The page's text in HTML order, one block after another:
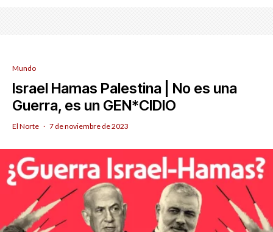
Mundo
Israel Hamas Palestina | No es una
Guerra, es un GEN*CIDIO
El Norte · 7 de noviembre de 2023